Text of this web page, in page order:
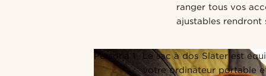
ranger tous vos
ajustables
Persona 1
Le sac à dos Slater est
votre ordinateur portable